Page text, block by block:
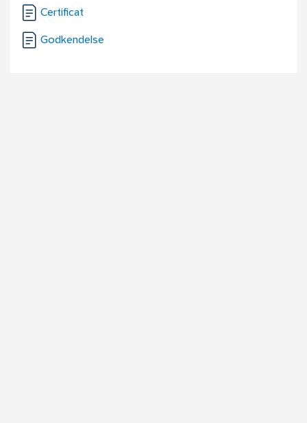
Certificat
Godkendelse